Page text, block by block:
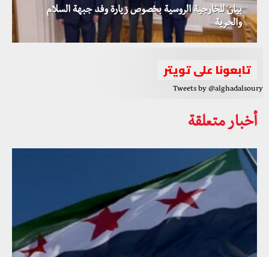
بيان للخارجية الروسية بخصوص زيارة وفد جبهة السلام
والحرية
تابعونا على تويتر
Tweets by @alghadalsoury
أخبار متعلقة